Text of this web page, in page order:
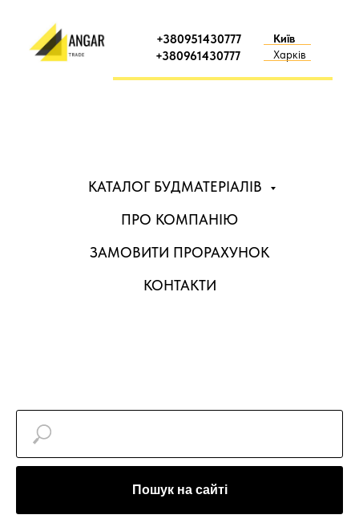
+380961430777
+380951430777
Київ
Харків
КАТАЛОГ БУДМАТЕРІАЛІВ
ПРО КОМПАНІЮ
ЗАМОВИТИ ПРОРАХУНОК
КОНТАКТИ
Пошук на сайті